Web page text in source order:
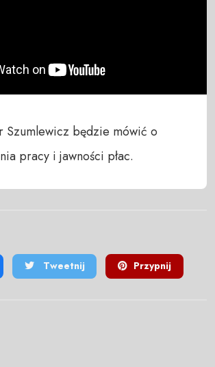
Szumlewicz będzie mówić o
pracy i jawności płac.
Tweetnij Przypnij